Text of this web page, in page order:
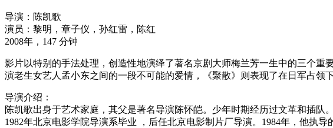
导演：陈凯歌
演员：黎明，章子仪，孙红雷，陈红
2008年，147 分钟
影片以特别的手法处理，创造性地演绎了著名京剧大师梅兰芳一生中的三个
演老生女艺人孟小东之间的一段不可能的爱情，《聚散》则表现了在日军占领
导演介绍：
陈凯歌出身于艺术家庭，其父是著名导演陈怀皑。少年时期经历过文革和插队
1982年北京电影学院导演系毕业 ，后任北京电影制片厂导演。1984年，他执